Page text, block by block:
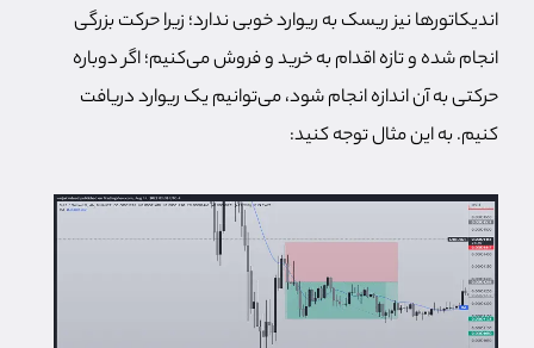
اندیکاتورها نیز ریسک به ریوارد خوبی ندارد؛ زیرا حرکت بزرگی
انجام شده و تازه اقدام به خرید و فروش می‌کنیم؛ اگر دوباره
حرکتی به آن اندازه انجام شود، می‌توانیم یک ریوارد دریافت
کنیم. به این مثال توجه کنید: